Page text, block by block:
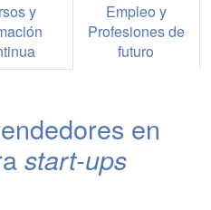
y
Empleo y
Profesiones de
futuro
en
start-ups